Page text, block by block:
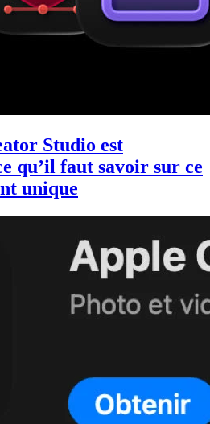
Studio est
qu’il faut savoir sur ce
unique